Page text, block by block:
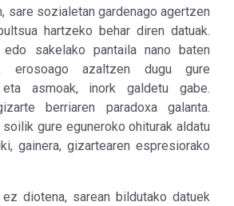
sare sozialetan gardenago agertzen
hartzeko behar diren datuak.
edo sakelako pantaila nano baten
erosoago azaltzen dugu gure
asmoak, inork galdetu gabe.
berriaren paradoxa galanta.
gure eguneroko ohiturak aldatu
gainera, gizartearen espresiorako
diotena, sarean bildutako datuek